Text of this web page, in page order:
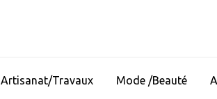
Artisanat/Travaux Mode /Beauté